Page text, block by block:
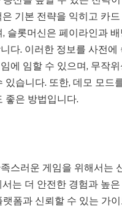
은 기본 전략을 익히고 카
, 슬롯머신은 페이라인과
다. 이러한 정보를 사전에
에 임할 수 있으며, 무작
있습니다. 또한, 데모 모드
좋은 방법입니다.
스러운 게임을 위해서는
서는 더 안전한 경험과 높
폼과 신뢰할 수 있는 가